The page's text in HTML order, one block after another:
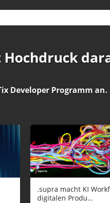
Developer Programm an.
.supra macht KI
digitalen Produ…